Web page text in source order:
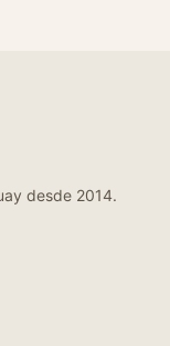
desde 2014.